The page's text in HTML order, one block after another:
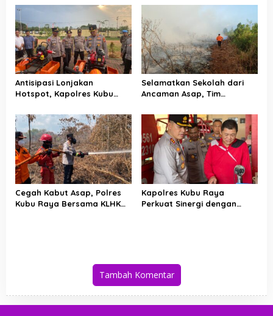
Bara di Bawah Gambut
Raya
Antisipasi Lonjakan
Hotspot, Kapolres Kubu
Pemadam Karhutla
Selamatkan Sekolah dari
Ancaman Asap, Tim
Karhutla di Limbung Kubu
Raya
Cegah Kabut Asap, Polres
Kubu Raya Bersama KLHK
Kapolres Kubu Raya
Perkuat Sinergi dengan
Tambah Komentar